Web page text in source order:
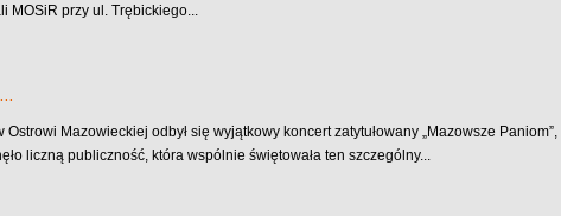
przy ul. Trębickiego...
Mazowieckiej odbył się wyjątkowy koncert zatytułowany „Mazowsze
liczną publiczność, która wspólnie świętowała ten szczególny...